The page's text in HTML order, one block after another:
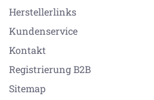
Herstellerlinks
Kundenservice
Kontakt
Registrierung B2B
Sitemap